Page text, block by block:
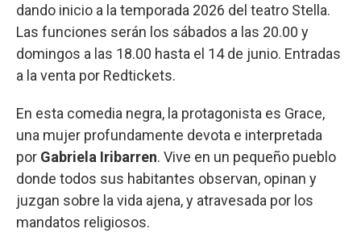
dando inicio a la temporada 2026 del teatro Stella.
Las funciones serán los sábados a las 20.00 y
domingos a las 18.00 hasta el 14 de junio. Entradas
a la venta por Redtickets.
En esta comedia negra, la protagonista es Grace,
una mujer profundamente devota e interpretada
por Gabriela Iribarren. Vive en un pequeño pueblo
donde todos sus habitantes observan, opinan y
juzgan sobre la vida ajena, y atravesada por los
mandatos religiosos.